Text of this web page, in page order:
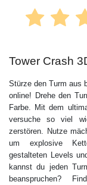
Tower Crash
Stürze den Turm aus
online! Drehe den
Farbe. Mit dem
versuche so viel
zerstören. Nutze
um explosive
gestalteten Levels
kannst du jeden
beanspruchen?